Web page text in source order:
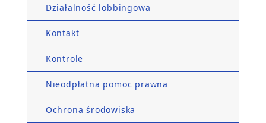
Działalność lobbingowa
Kontakt
Kontrole
Nieodpłatna pomoc prawna
Ochrona środowiska